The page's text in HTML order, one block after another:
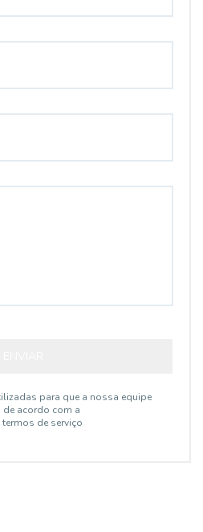
para que a nossa equipe
acordo com a
de serviço